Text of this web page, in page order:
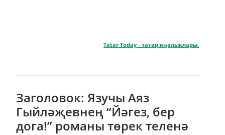
Tatar Today - татар яңалыклары.
Заголовок: Язучы Аяз
Гыйләҗевнең “Йәгез, бер
дога!” романы төрек теленә